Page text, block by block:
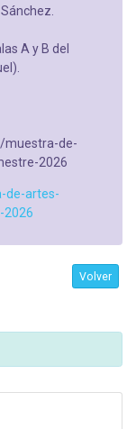
A y B del
muestra-de-
2026
de-artes-
2026
Volver